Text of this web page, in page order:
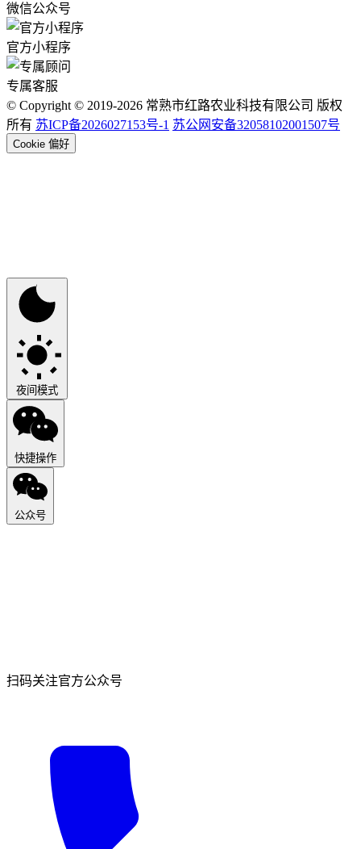
微信公众号
官方小程序
专属客服
© Copyright © 2019-2026 常熟市红路农业科技有限公司 版权
所有 苏ICP备2026027153号-1 苏公网安备32058102001507号
Cookie 偏好
夜间模式
快捷操作
公众号
扫码关注官方公众号